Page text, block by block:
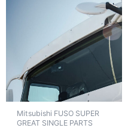
Mitsubishi FUSO SUPER
GREAT SINGLE PARTS